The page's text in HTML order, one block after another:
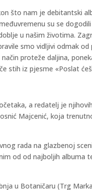
što nam je debitantski
su se
u našim životima.
smo vidljivi odmak
proteže daljina,
stih iz pjesme «Poslat ćeš
a redatelj je
Majcenić, koja
rada na glazbenoj
od od najboljih albuma
u Botaničaru (Trg